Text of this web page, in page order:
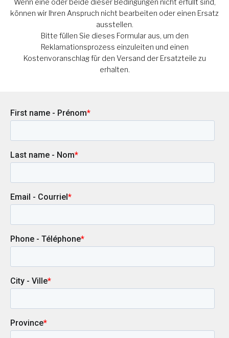
Wenn eine oder beide dieser Bedingungen nicht erfüllt sind,
können wir Ihren Anspruch nicht bearbeiten oder einen Ersatz
ausstellen.
Bitte füllen Sie dieses Formular aus, um den
Reklamationsprozess einzuleiten und einen
Kostenvoranschlag für den Versand der Ersatzteile zu
erhalten.